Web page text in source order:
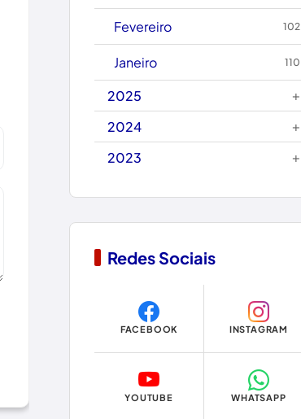
Cândido Sales
Caraíbas
Carinhanha
Caturama
Chapada Diamantina
Condeúba
Copa do Mundo 2026
Dom Basílio
Economia
Educação
Fevereiro 102
Janeiro 110
2025
+
2024
+
2023
+
Redes Sociais
FACEBOOK INSTAGRAM
YOUTUBE WHATSAPP